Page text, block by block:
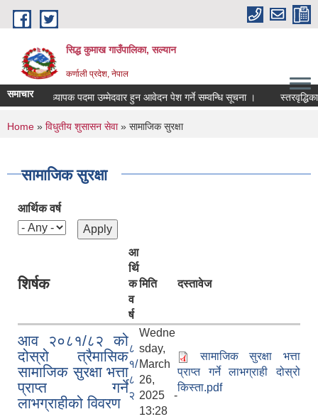
Skip to main content
सिद्ध कुमाख गाउँपालिका, सल्यान
कर्णाली प्रदेश, नेपाल
समाचार
प्रधानाध्यापक पदमा उम्मेदवार हुन आवेदन पेश गर्ने सम्वन्धि सूचना । स्तरवृद्धिका
You are here
Home » विधुतीय शुसासन सेवा» सामाजिक सुरक्षा
सामाजिक सुरक्षा
आर्थिक वर्ष
शिर्षक
आ
र्थि
क
व
र्ष
मिति दस्तावेज
आव २०८१/८२ को
दोस्रो त्रैमासिक
सामाजिक सुरक्षा भत्ता
प्राप्त गर्ने
लाभग्राहीको विवरण
८
१/
८
२
Wedne
sday,
March
26,
2025 -
13:28
सामाजिक सुरक्षा भत्ता
प्राप्त गर्ने लाभग्राही दोस्रो
किस्ता.pdf